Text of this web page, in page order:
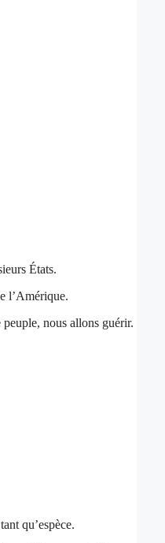
États.
l’Amérique.
nous allons guérir.
qu’espèce.